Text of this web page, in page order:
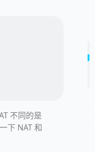
不同的是
下 NAT 和